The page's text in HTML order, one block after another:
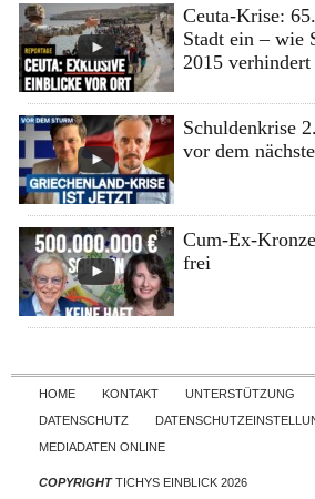
Ceuta-Krise:
Stadt ein – wie
2015 verhindert
Schuldenkrise
vor dem
Cum-Ex-
frei
Skip to
HOME KONTAKT UNTERSTÜTZUNG
DATENSCHUTZ
MEDIADATEN ONLINE
COPYRIGHTTICHYS EINBLICK 2026